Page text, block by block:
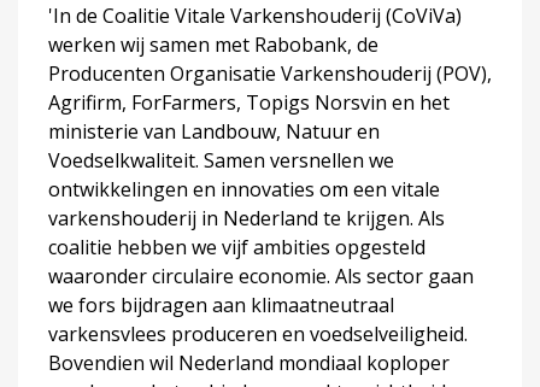
'In de Coalitie Vitale Varkenshouderij (CoViVa)
werken wij samen met Rabobank, de
Producenten Organisatie Varkenshouderij (POV),
Agrifirm, ForFarmers, Topigs Norsvin en het
ministerie van Landbouw, Natuur en
Voedselkwaliteit. Samen versnellen we
ontwikkelingen en innovaties om een vitale
varkenshouderij in Nederland te krijgen. Als
coalitie hebben we vijf ambities opgesteld
waaronder circulaire economie. Als sector gaan
we fors bijdragen aan klimaatneutraal
varkensvlees produceren en voedselveiligheid.
Bovendien wil Nederland mondiaal koploper